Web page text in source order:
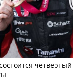
четвертый